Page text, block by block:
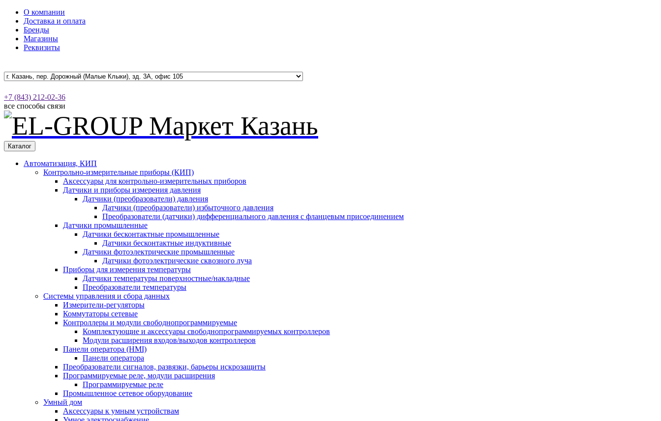
О компании
Доставка и оплата
Бренды
Магазины
Реквизиты
+7 (843) 212-02-36
все способы связи
Каталог
Автоматизация, КИП
Контрольно-измерительные приборы (КИП)
Аксессуары для контрольно-измерительных приборов
Датчики и приборы измерения давления
Датчики (преобразователи) давления
Датчики (преобразователи) избыточного давления
Преобразователи (датчики) дифференциального давления с фланцевым присоединением
Датчики промышленные
Датчики бесконтактные промышленные
Датчики бесконтактные индуктивные
Датчики фотоэлектрические промышленные
Датчики фотоэлектрические сквозного луча
Приборы для измерения температуры
Датчики температуры поверхностные/накладные
Преобразователи температуры
Системы управления и сбора данных
Измерители-регуляторы
Коммутаторы сетевые
Контроллеры и модули свободнопрограммируемые
Комплектующие и аксессуары свободнопрограммируемых контроллеров
Модули расширения входов/выходов контроллеров
Панели оператора (HMI)
Панели оператора
Преобразователи сигналов, развязки, барьеры искрозащиты
Программируемые реле, модули расширения
Программируемые реле
Промышленное сетевое оборудование
Умный дом
Аксессуары к умным устройствам